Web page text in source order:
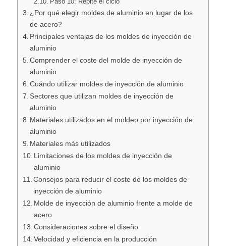
¿Por qué elegir moldes de aluminio en lugar de los
de acero?
Principales ventajas de los moldes de inyección de
aluminio
Comprender el coste del molde de inyección de
aluminio
Cuándo utilizar moldes de inyección de aluminio
Sectores que utilizan moldes de inyección de
aluminio
Materiales utilizados en el moldeo por inyección de
aluminio
Materiales más utilizados
Limitaciones de los moldes de inyección de
aluminio
Consejos para reducir el coste de los moldes de
inyección de aluminio
Molde de inyección de aluminio frente a molde de
acero
Consideraciones sobre el diseño
Velocidad y eficiencia en la producción